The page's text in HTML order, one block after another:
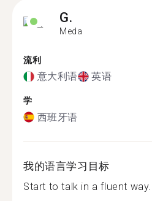
G.
Meda
流利
意大利语 英语
学
西班牙语
我的语言学习目标
Start to talk in a fluent way...